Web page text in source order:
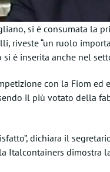
si è consumata la
riveste “un ruolo
è inserita anche nel
con la Fiom
il più votato della
dichiara il
Italcontainers dimostra